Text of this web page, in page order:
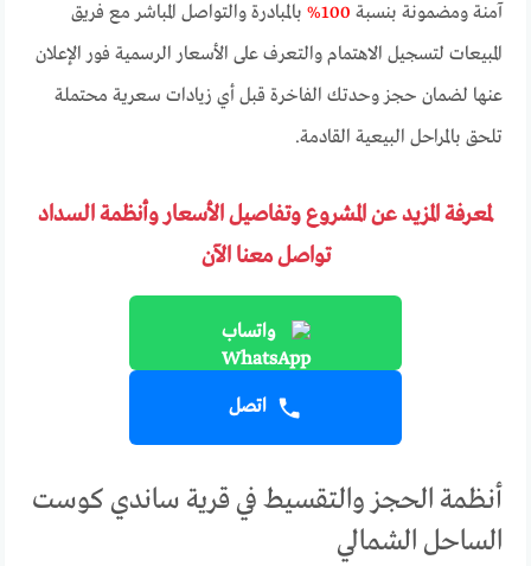
آمنة ومضمونة بنسبة 100%
بالمبادرة والتواصل المباشر مع فريق
المبيعات لتسجيل الاهتمام والتعرف على الأسعار الرسمية فور الإعلان
عنها لضمان حجز وحدتك الفاخرة قبل أي زيادات سعرية محتملة
تلحق بالمراحل البيعية القادمة.
لمعرفة المزيد عن المشروع وتفاصيل الأسعار وأنظمة السداد
تواصل معنا الآن
واتساب
اتصل
أنظمة الحجز والتقسيط في قرية ساندي كوست
الساحل الشمالي